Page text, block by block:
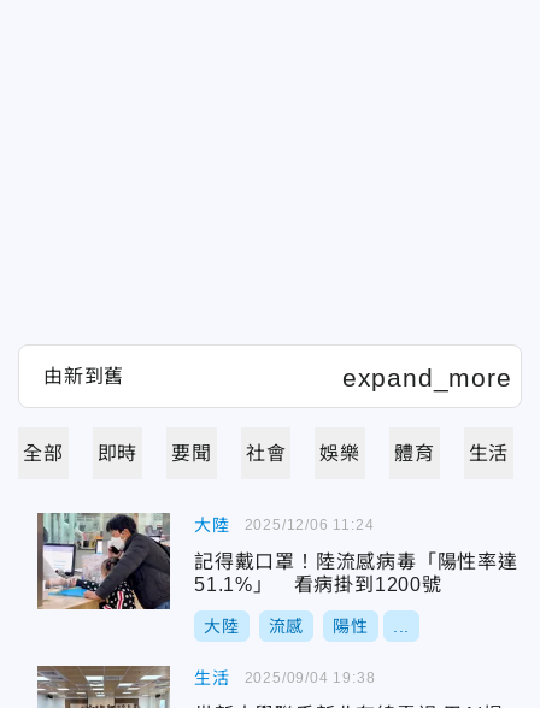
全部 即時 要聞 社會 娛樂 體育 生活
大陸
記得戴口罩！陸流感病毒「陽性率達
51.1%」 看病掛到1200號
大陸 流感 陽性
2025/12/06 11:24
生活 2025/09/04 19:38